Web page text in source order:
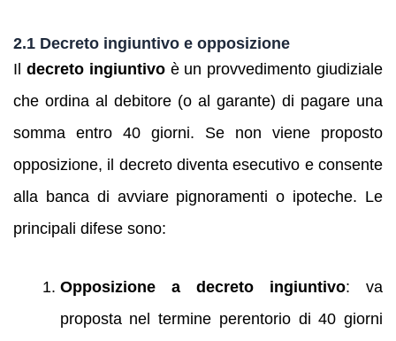
2.1 Decreto ingiuntivo e opposizione
Il decreto ingiuntivoè un provvedimento giudiziale
che ordina al debitore (o al garante) di pagare una
somma entro 40 giorni. Se non viene proposto
opposizione, il decreto diventa esecutivo e consente
alla banca di avviare pignoramenti o ipoteche. Le
principali difese sono:
Opposizione a decreto ingiuntivo: va
proposta nel termine perentorio di 40 giorni